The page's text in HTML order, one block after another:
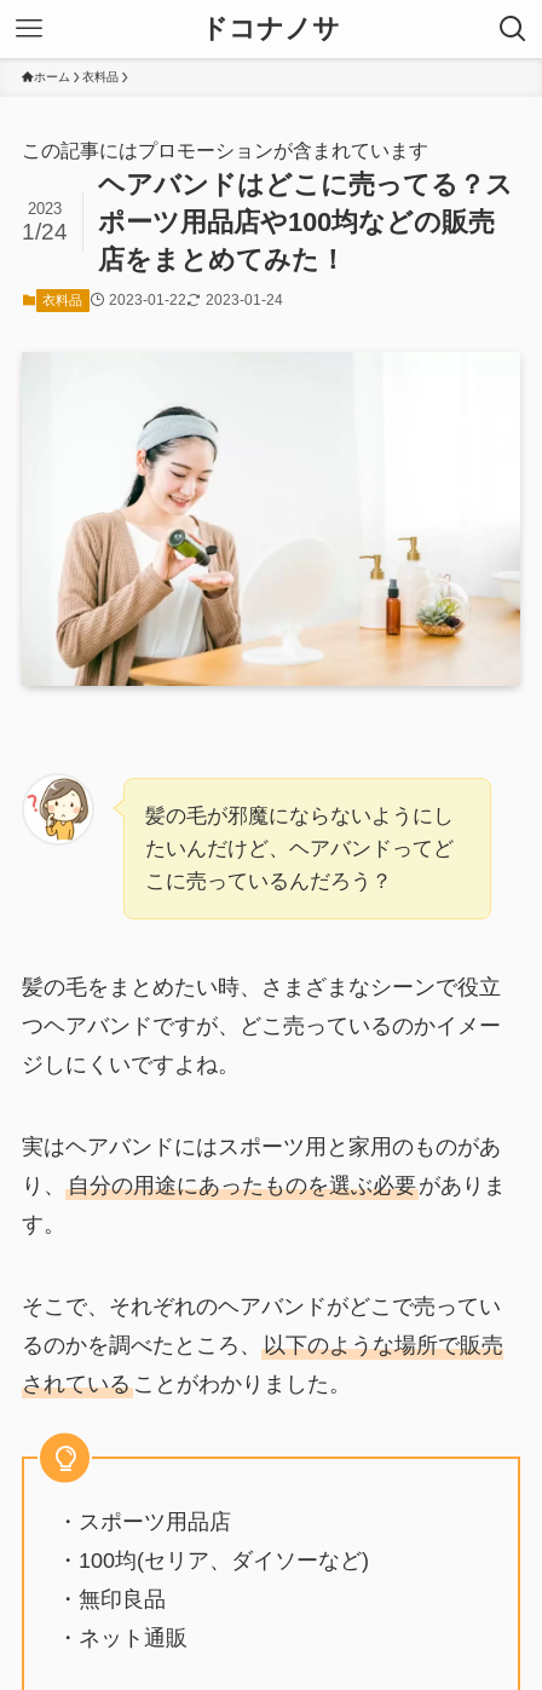
ドコナノサ
ホーム 衣料品
この記事にはプロモーションが含まれています
ヘアバンドはどこに売ってる？ス
ポーツ用品店や100均などの販売
店をまとめてみた！
2023
1/24
衣料品 2023-01-22 2023-01-24
髪の毛が邪魔にならないようにし
たいんだけど、ヘアバンドってど
こに売っているんだろう？
髪の毛をまとめたい時、さまざまなシーンで役立
つヘアバンドですが、どこ売っているのかイメー
ジしにくいですよね。
実はヘアバンドにはスポーツ用と家用のものがあ
り、 自分の用途にあったものを選ぶ必要がありま
す。
そこで、それぞれのヘアバンドがどこで売ってい
るのかを調べたところ、 以下のような場所で販売
されていることがわかりました。
・スポーツ用品店
・100均(セリア、ダイソーなど)
・無印良品
・ネット通販